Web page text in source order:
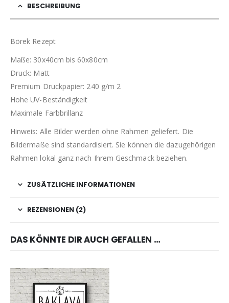
BESCHREIBUNG
Börek Rezept
Maße: 30x40cm bis 60x80cm
Druck: Matt
Premium Druckpapier: 240 g/m 2
Hohe UV-Beständigkeit
Maximale Farbbrillanz
Hinweis: Alle Bilder werden ohne Rahmen geliefert. Die
Bildermaße sind standardisiert. Sie können die dazugehörigen
Rahmen lokal ganz nach Ihrem Geschmack beziehen.
ZUSÄTZLICHE INFORMATIONEN
REZENSIONEN (2)
DAS KÖNNTE DIR AUCH GEFALLEN …